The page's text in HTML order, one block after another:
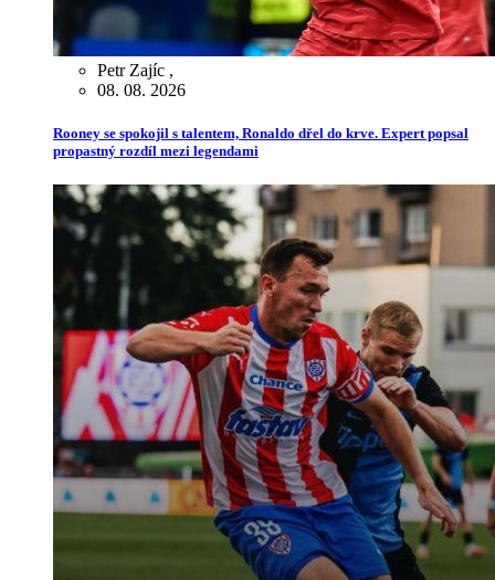
Petr Zajíc ,
08. 08. 2026
Rooney se spokojil s talentem, Ronaldo dřel do krve. Expert popsal
propastný rozdíl mezi legendami